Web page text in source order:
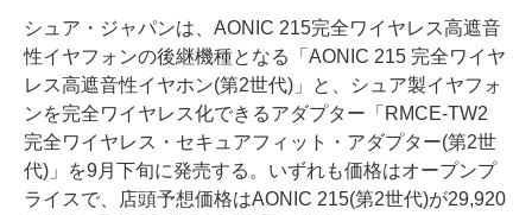
シュア・ジャパンは、AONIC 215完全ワイヤレス高遮音
性イヤフォンの後継機種となる「AONIC 215 完全ワイヤ
レス高遮音性イヤホン(第2世代)」と、シュア製イヤフォ
ンを完全ワイヤレス化できるアダプター「RMCE-TW2
完全ワイヤレス・セキュアフィット・アダプター(第2世
代)」を9月下旬に発売する。いずれも価格はオープンプ
ライスで、店頭予想価格はAONIC 215(第2世代)が29,920